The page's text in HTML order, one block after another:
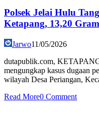
Polsek Jelai Hulu
Ketapang, 13,20
Jarwo11/05/2026
dutapublik.com,
mengungkap kasus dugaan
wilayah Desa Periangan,
Read More0 Comment